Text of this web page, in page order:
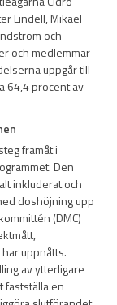
Lindell, Mikael
och
och medlemmar
uppgår till
64,4 procent av
framåt i
Den
inkluderat och
doshöjning upp
(DMC)
uppnåtts.
av ytterligare
fastställa en